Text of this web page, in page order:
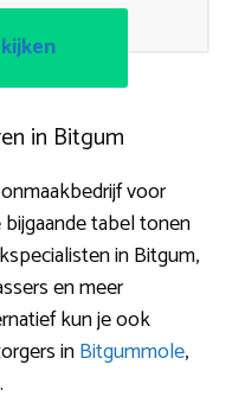
in Bitgum
voor
tabel tonen
in Bitgum,
en meer
kun je ook
inBitgummole,
.